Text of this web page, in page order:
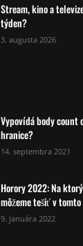
Stream, kino a
týden?
3. augusta 2026
Vypovídá body count
hranice?
14. septembra 2021
Horory 2022: Na
môžeme tešiť v
9. januára 2022